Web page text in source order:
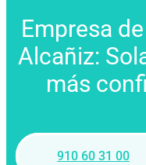
Empresa
Alcañiz:
más
910 60 31 00